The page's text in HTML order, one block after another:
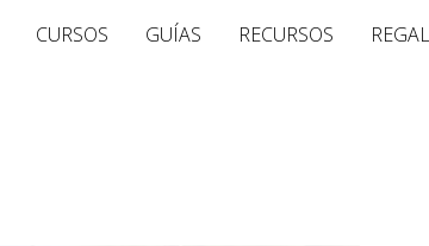
CURSOS GUÍAS RECURSOS